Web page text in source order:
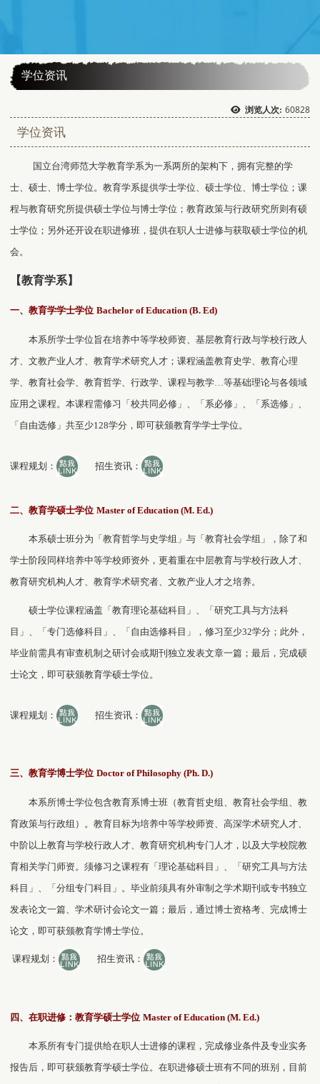
学位资讯
浏览人次: 60828
学位资讯
国立台湾师范大学教育学系为一系两所的架构下，拥有完整的学
士、硕士、博士学位。教育学系提供学士学位、硕士学位、博士学位；课
程与教育研究所提供硕士学位与博士学位；教育政策与行政研究所则有硕
士学位；另外还开设在职进修班，提供在职人士进修与获取硕士学位的机
会。
【教育学系】
一、教育学学士学位 Bachelor of Education (B. Ed)
本系所学士学位旨在培养中等学校师资、基层教育行政与学校行政人
才、文教产业人才、教育学术研究人才；课程涵盖教育史学、教育心理
学、教育社会学、教育哲学、行政学、课程与教学 …等基础理论与各领域
应用之课程。本课程需修习「校共同必修」、「系必修」、「系选修」、
「自由选修」共至少128学分，即可获颁教育学学士学位。
课程规划： 招生资讯：
二、教育学硕士学位Master of Education (M. Ed.)
本系硕士班分为「教育哲学与史学组」与「教育社会学组」，除了和
学士阶段同样培养中等学校师资外，更着重在中层教育与学校行政人才、
教育研究机构人才、教育学术研究者、文教产业人才之培养。
硕士学位课程涵盖「教育理论基础科目」、「研究工具与方法科
目」、「专门选修科目」、「自由选修科目」，修习至少32学分；此外，
毕业前需具有审查机制之研讨会或期刊独立发表文章一篇；最后，完成硕
士论文，即可获颁教育学硕士学位。
课程规划： 招生资讯：
三、教育学博士学位Doctor of Philosophy (Ph. D.)
本系所博士学位包含教育系博士班（教育哲史组、教育社会学组、教
育政策与行政组）。教育目标为培养中等学校师资、高深学术研究人才、
中阶以上教育与学校行政人才、教育研究机构专门人才，以及大学校院教
育相关学门师资。须修习之课程有「理论基础科目」、「研究工具与方法
科目」、「分组专门科目」。毕业前须具有外审制之学术期刊或专书独立
发表论文一篇、学术研讨会论文一篇；最后，通过博士资格考、完成博士
论文，即可获颁教育学博士学位。
课程规划： 招生资讯：
四、在职进修：教育学硕士学位Master of Education (M. Ed.)
本系所有专门提供给在职人士进修的课程，完成修业条件及专业实务
报告后，即可获颁教育学硕士学位。在职进修硕士班有不同的班别，目前